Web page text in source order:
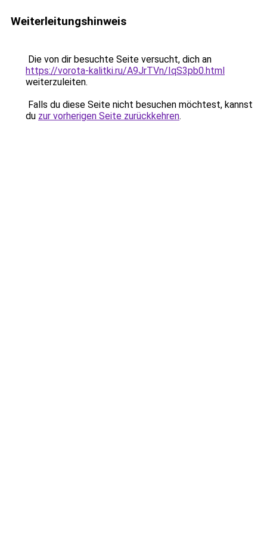
Weiterleitungshinweis
Die von dir besuchte Seite versucht, dich an
https://vorota-kalitki.ru/A9JrTVn/IqS3pb0.html
weiterzuleiten.
Falls du diese Seite nicht besuchen möchtest, kannst
du zur vorherigen Seite zurückkehren.